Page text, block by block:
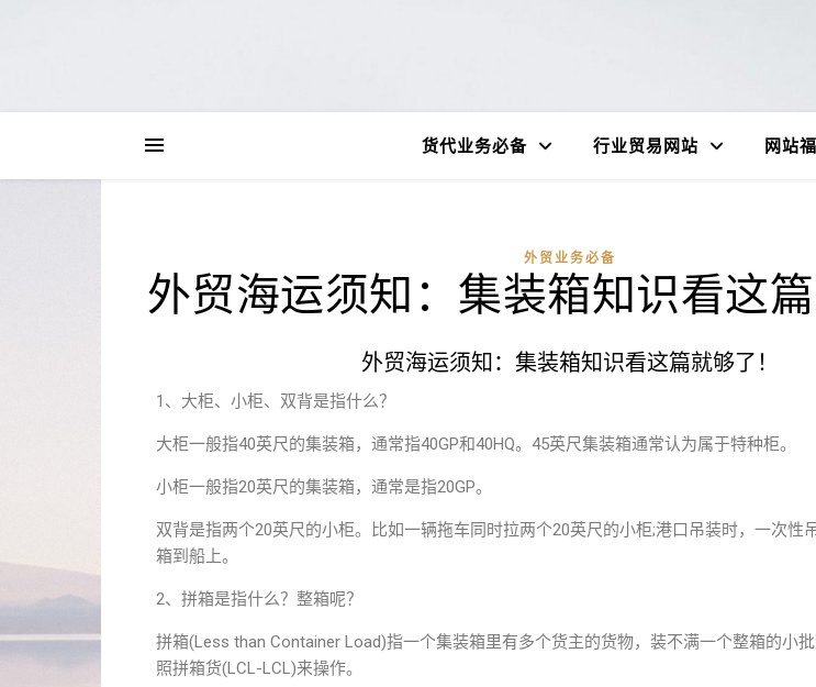
货代业务必备 行业贸易网站 网站
外贸业务必备
外贸海运须知：集装箱知识看这篇
外贸海运须知：集装箱知识看这篇就够了！
1、大柜、小柜、双背是指什么？
大柜一般指40英尺的集装箱，通常指40GP和40HQ。45英尺集装箱通常认为属于特种柜。
小柜一般指20英尺的集装箱，通常是指20GP。
双背是指两个20英尺的小柜。比如一辆拖车同时拉两个20英尺的小柜;港口吊装时，一次性
箱到船上。
2、拼箱是指什么？整箱呢？
拼箱(Less than Container Load)指一个集装箱里有多个货主的货物，装不满一个整箱的小
照拼箱货(LCL-LCL)来操作。